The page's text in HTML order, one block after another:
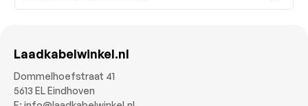
Laadkabelwinkel.nl
Dommelhoefstraat 41
5613 EL Eindhoven